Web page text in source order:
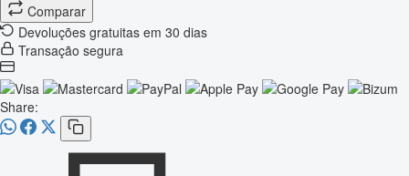
Comparar
Devoluções gratuitas em 30 dias
Transação segura
Share: